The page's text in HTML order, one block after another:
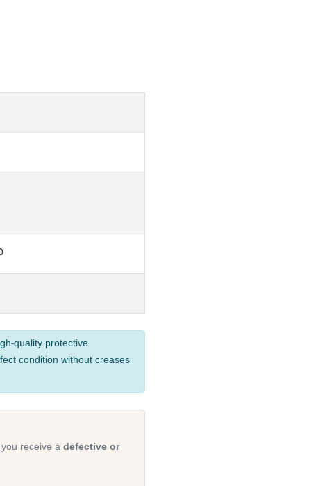
quality protective
condition without creases
receive a defective or